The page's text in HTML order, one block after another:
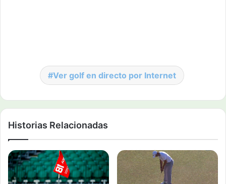
Ver golf en directo por Internet
Historias Relacionadas